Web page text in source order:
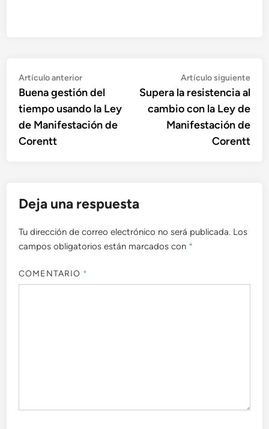
Navegación
de
entradas
Artículo anteriorArtículo
anterior:
Buena gestión del
tiempo usando la Ley
de Manifestación de
Corentt
Artículo siguiente
Supera la resistencia al
cambio con la Ley de
Manifestación de
Corentt
Deja una respuesta
Tu dirección de correo electrónico no será publicada. Los
campos obligatorios están marcados con *
COMENTARIO *